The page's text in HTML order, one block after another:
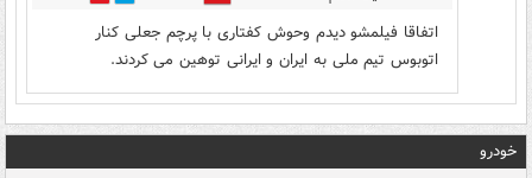
اتفاقا فیلمشو دیدم وحوش کفتاری با پرچم جعلی کنار
اتوبوس تیم ملی به ایران و ایرانی توهین می کردند.
خودرو